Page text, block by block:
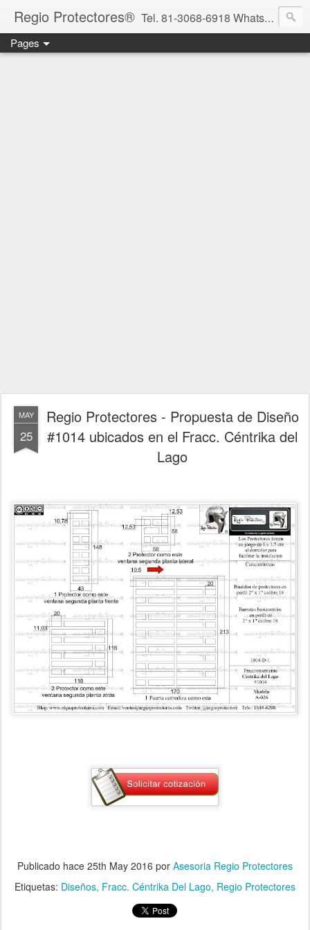
Regio Protectores® Tel. 81-3068-6918 WhatsApp 81-2636-2823 / 33-1145-3780 cotizacionregioprotectores@gmail.com / regioprotectores@gmail.com https://www.facebook.com/RegioProtectores/
Pages
MAY
25
Regio Protectores - Propuesta de Diseño
#1014 ubicados en el Fracc. Céntrika del
Lago
Publicado hace 25th May 2016 por Asesoria Regio Protectores
Etiquetas: Diseños Fracc. Céntrika Del Lago Regio Protectores